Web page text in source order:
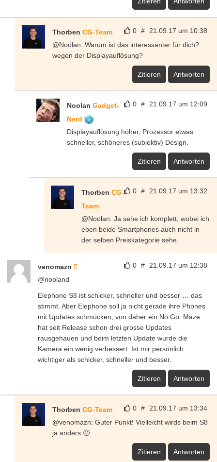
0 # 21.09.17 um 10:38
Thorben CG-Team
@Noolan: Warum ist das interessanter für dich?
wegen der Displayauflösung?
Zitieren Antworten
0 # 21.09.17 um 12:09
Noolan Gadget-
Nerd
Displayauflösung höher, Prozessor etwas
schneller, schöneres (subjektiv) Design.
Zitieren Antworten
0 # 21.09.17 um 13:32
Thorben CG-
Team
@Noolan: Ja sehe ich komplett, wobei ich
eben beide Smartphones auch nicht in
der selben Preiskategorie sehe.
0 # 21.09.17 um 12:38
venomazn
@nooland
Elephone S8 ist schicker, schneller und besser … das
stimmt. Aber Elephone soll ja nicht gerade ihre Phones
mit Updates schmücken, von daher ein No Go. Maze
hat seit Release schon drei grosse Updates
rausgehauen und beim letzten Update wurde die
Kamera ein wenig verbessert. Ist mir persönlich
wichtiger als schicker, schneller und besser.
Zitieren Antworten
0 # 21.09.17 um 13:34
Thorben CG-Team
@venomazn: Guter Punkt! Vielleicht wirds beim S8
ja anders 🙂
Zitieren Antworten